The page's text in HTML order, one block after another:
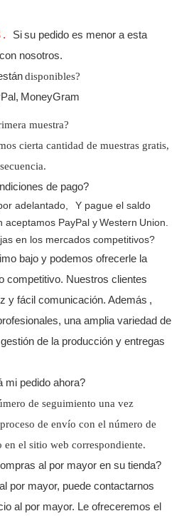
. Sisu pedido es menor a esta
nosotros.
disponibles?
MoneyGram
muestra?
cierta cantidad de muestras gratis,
de pago?
adelantado,
Y pague el saldo
aceptamos PayPal yWestern Union.
en los mercados competitivos?
bajo y podemos ofrecerle la
competitivo. Nuestros clientes
y fácil comunicación. Además ,
una amplia variedad de
de la producción y entregas
mi pedido ahora?
de seguimiento una vez
de envío con el número de
en el sitio web correspondiente.
al por mayor en su tienda?
por mayor, puede contactarnos
al por mayor. Le ofreceremos el